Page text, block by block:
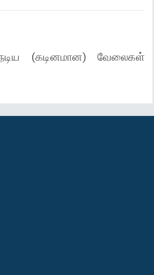
(கடினமான) வேலைகள்